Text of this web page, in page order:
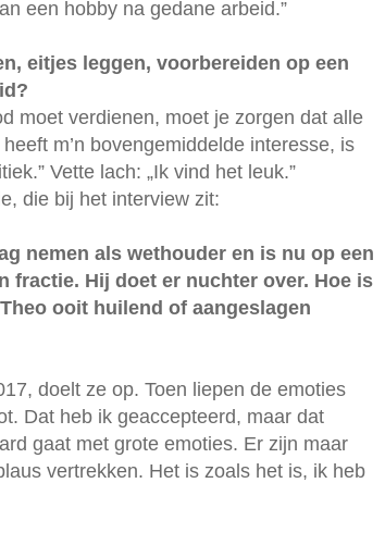
een hobby na gedane arbeid.”
eitjes leggen, voorbereiden op een
moet verdienen, moet je zorgen dat alle
m’n bovengemiddelde interesse, is
Vette lach: „Ik vind het leuk.”
die bij het interview zit:
nemen als wethouder en is nu op een
fractie. Hij doet er nuchter over. Hoe is
ooit huilend of aangeslagen
doelt ze op. Toen liepen de emoties
Dat heb ik geaccepteerd, maar dat
gaat met grote emoties. Er zijn maar
vertrekken. Het is zoals het is, ik heb